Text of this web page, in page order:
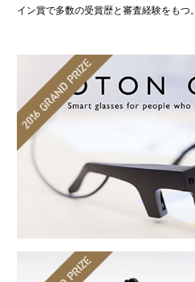
イン賞で多数の受賞歴と審査経験をもつ。